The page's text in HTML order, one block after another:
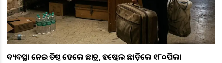
ଅବ୍ୟବସ୍ଥା ନେଇ ଅତିଷ୍ଠ ହେଲେ ଛାତ୍ର, ହଷ୍ଟେଲ ଛାଡ଼ିଲେ ୧୮୦ ପିଲା